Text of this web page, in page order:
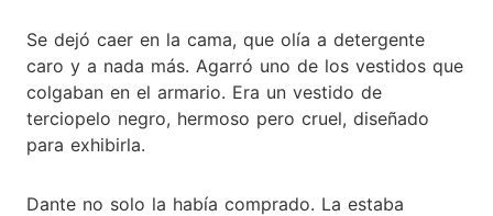
Se dejó caer en la cama, que olía a detergente
caro y a nada más. Agarró uno de los vestidos que
colgaban en el armario. Era un vestido de
terciopelo negro, hermoso pero cruel, diseñado
para exhibirla.
Dante no solo la había comprado. La estaba